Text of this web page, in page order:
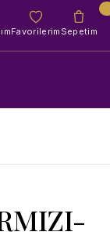
Favorilerim Sepetim